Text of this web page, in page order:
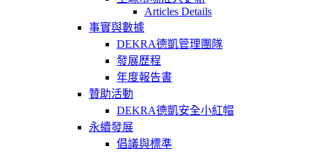
Articles Details
事實與數據
DEKRA德凱管理團隊
發展歷程
年度報告書
贊助活動
DEKRA德凱安全小紅帽
永續發展
倡議與標準